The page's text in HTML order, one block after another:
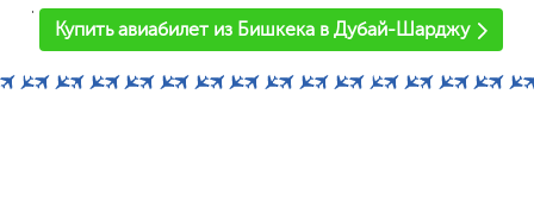
'
Купить авиабилет из Бишкека в Дубай-Шарджу